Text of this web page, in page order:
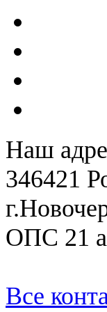
Наш
346421
ОПС 21
Все